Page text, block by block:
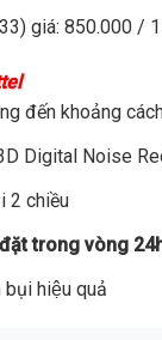
giá: 850.000 /
đến khoảng
Digital Noise
2 chiều
trong vòng
bụi hiệu quả